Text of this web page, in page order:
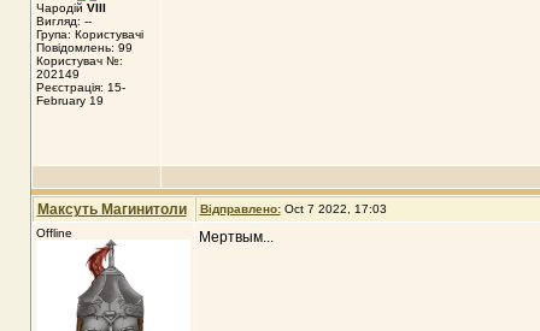
Чародій VIII
Вигляд: --
Група: Користувачі
Повідомлень: 99
Користувач №:
202149
Реєстрація: 15-
February 19
Максуть Магинитоли Відправлено: Oct 7 2022, 17:03
Offline
Мертвым...